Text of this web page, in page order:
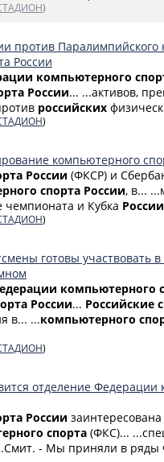
)
против Паралимпийского
России
компьютерного
России... ...активов,
российских
)
компьютерного
России (ФКСР) и
спорта России, в...
и Кубка России
)
готовы участвовать
компьютерного
России... Российские
в... ...компьютерного
)
отделение Федерации
России
спорта (ФКС)...
- Мы приняли в